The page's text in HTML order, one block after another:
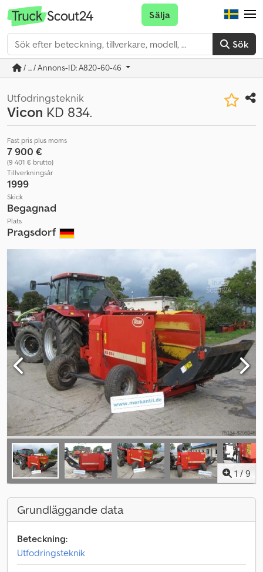
Sök
Sälja
/ ... / Annons-ID: A820-60-46
Utfodringsteknik
Vicon KD 834.
Fast pris plus moms
7 900 €
(9 401 € brutto)
Tillverkningsår
1999
Skick
Begagnad
Plats
Pragsdorf
1 / 9
Grundläggande data
Beteckning:
Utfodringsteknik